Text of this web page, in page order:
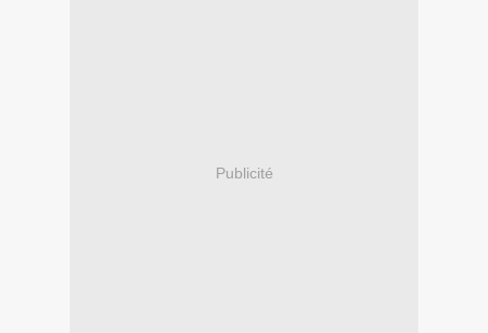
Publicité